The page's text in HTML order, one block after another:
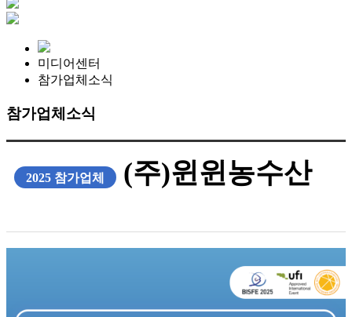
미디어센터
참가업체소식
참가업체소식
2025 참가업체 (주)윈윈농수산